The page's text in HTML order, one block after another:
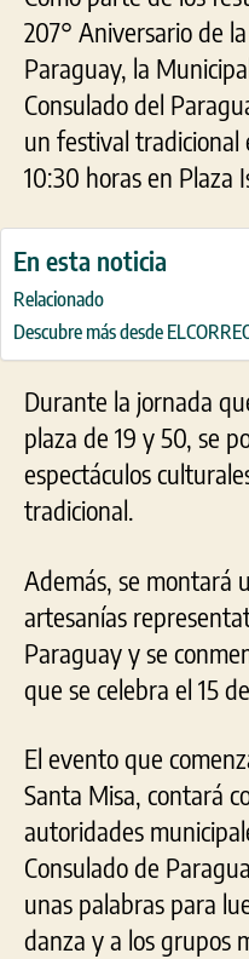
207° Aniversario de
Paraguay, la
Consulado del
un festival tradicional
10:30 horas en Plaza
En esta noticia
Relacionado
Descubre más desde
Durante la jornada
plaza de 19 y 50, se
espectáculos
tradicional.
Además, se montará
artesanías
Paraguay y se
que se celebra el 15
El evento que
Santa Misa, contará
autoridades
Consulado de
unas palabras para
danza y a los grupos